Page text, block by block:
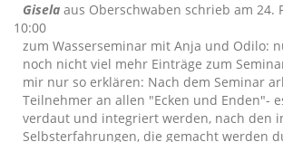
Gisela aus Oberschwaben schrieb am 24.
10:00
zum Wasserseminar mit Anja und Odilo:
noch nicht viel mehr Einträge zum
mir nur so erklären: Nach dem Seminar
Teilnehmer an allen "Ecken und Enden"-
verdaut und integriert werden, nach den
Selbsterfahrungen, die gemacht werden